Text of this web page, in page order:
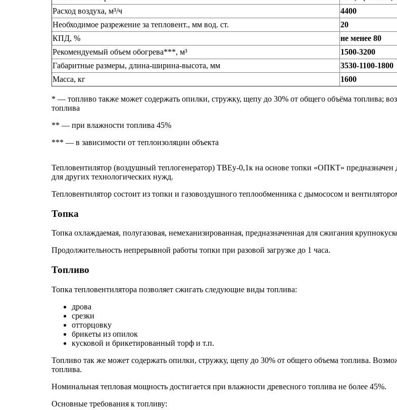
Расход воздуха, м³/ч
4400
Необходимое разрежение за тепловент., мм вод. ст.
20
КПД, %
не менее 80
Рекомендуемый объем обогрева***, м³
1500-3200
Габаритные размеры, длина-ширина-высота, мм
3530-1100-1800
Масса, кг
1600
* — топливо также может содержать опилки, стружку, щепу до 30% от общего объёма топлива;
топлива
** — при влажности топлива 45%
*** — в зависимости от теплоизоляции объекта
Тепловентилятор (воздушный теплогенератор) ТВЕу-0,1к на основе топки «ОПКТ»
для других технологических нужд.
Тепловентилятор состоит из топки и газовоздушного теплообменника с дымососом и
Топка
Топка охлаждаемая, полугазовая, немеханизированная, предназначенная для сжигания
Продолжительность непрерывной работы топки при разовой загрузке до 1 часа.
Топливо
Топка тепловентилятора позволяет сжигать следующие виды топлива:
дрова
срезки
отторцовку
брикеты из опилок
кусковой и брикетированный торф и т.п.
Топливо так же может содержать опилки, стружку, щепу до 30% от общего объема топлива.
топлива.
Номинальная тепловая мощность достигается при влажности древесного топлива не более 45%.
Основные требования к топливу: